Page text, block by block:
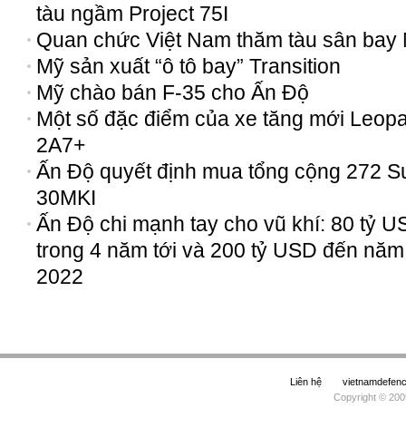
tàu ngầm Project 75I
Quan chức Việt Nam thăm tàu sân bay
Mỹ sản xuất “ô tô bay” Transition
Mỹ chào bán F-35 cho Ấn Độ
Một số đặc điểm của xe tăng mới
2A7+
Ấn Độ quyết định mua tổng cộng 272
30MKI
Ấn Độ chi mạnh tay cho vũ khí: 80 tỷ
trong 4 năm tới và 200 tỷ USD đến năm
2022
Liên hệ
Copyright ©